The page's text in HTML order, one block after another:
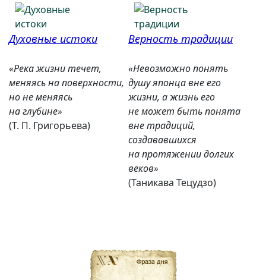
Духовные истоки
«Река жизни течет,
меняясь на поверхности,
но не меняясь
на глубине»
(Т. П. Григорьева)
Верность традиции
«Невозможно понять
душу японца вне его
жизни, а жизнь его
не может быть понята
вне традиций,
создававшихся
на протяжении долгих
веков»
(Таникава Тецудзо)